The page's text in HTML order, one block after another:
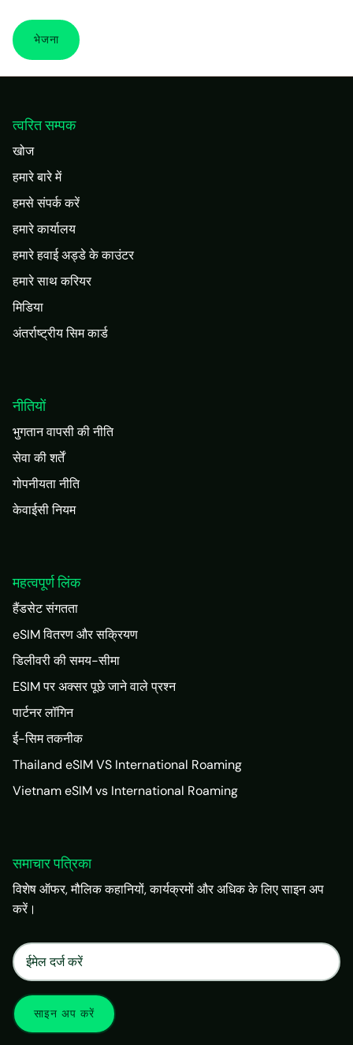
भेजना
त्वरित सम्पक
खोज
हमारे बारे में
हमसे संपर्क करें
हमारे कार्यालय
हमारे हवाई अड्डे के काउंटर
हमारे साथ करियर
मिडिया
अंतर्राष्ट्रीय सिम कार्ड
नीतियों
भुगतान वापसी की नीति
सेवा की शर्तें
गोपनीयता नीति
केवाईसी नियम
महत्वपूर्ण लिंक
हैंडसेट संगतता
eSIM वितरण और सक्रियण
डिलीवरी की समय-सीमा
ESIM पर अक्सर पूछे जाने वाले प्रश्न
पार्टनर लॉगिन
ई-सिम तकनीक
Thailand eSIM VS International Roaming
Vietnam eSIM vs International Roaming
समाचार पत्रिका
विशेष ऑफर, मौलिक कहानियों, कार्यक्रमों और अधिक के लिए साइन अप
करें।
साइन अप करें
Matrix Travel Assistant
SIM, eSIM, recharge & support